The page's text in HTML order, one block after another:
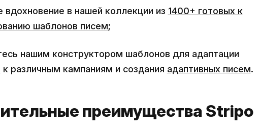
вдохновение в нашей коллекции из 1400+ готовых к
шаблонов писем;
нашим конструктором шаблонов для адаптации
к различным кампаниям и создания адаптивных писем.
преимущества Stripo